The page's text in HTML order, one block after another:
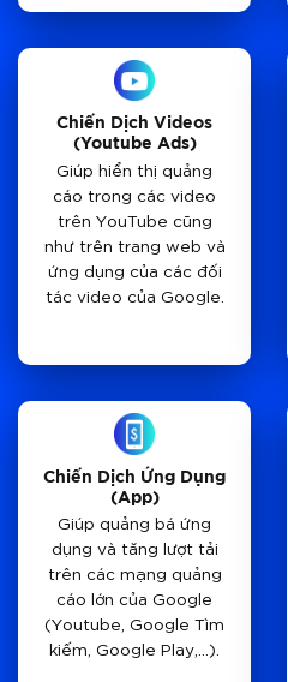
Chiến Dịch Videos
(Youtube Ads)
Giúp hiển thị quảng
cáo trong các video
trên YouTube cũng
như trên trang web và
ứng dụng của các đối
tác video của Google.
Chiến Dịch Ứng Dụng
(App)
Giúp quảng bá ứng
dụng và tăng lượt tải
trên các mạng quảng
cáo lớn của Google
(Youtube, Google Tìm
kiếm, Google Play,…).